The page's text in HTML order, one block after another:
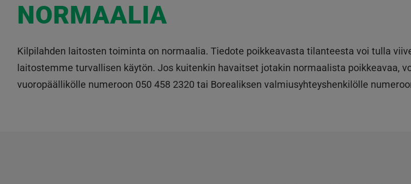
NORMAALIA
Kilpilahden laitosten toiminta on normaalia. Tiedote poikkeavasta tilanteesta voi tulla
laitostemme turvallisen käytön. Jos kuitenkin havaitset jotakin normaalista poikkeavaa,
vuoropäällikölle numeroon 050 458 2320 tai Borealiksen valmiusyhteyshenkilölle